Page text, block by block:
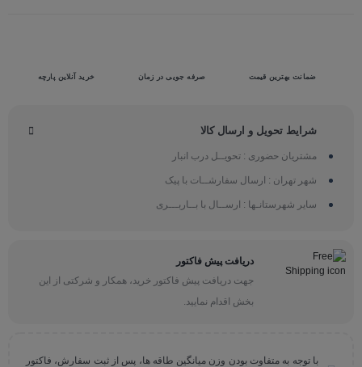
ضمانت بهترین قیمت صرفه جویی در زمان خرید آنلاین پارچه
شرایط تحویل و ارسال کالا
مشتریان حضوری : تحویــل درب انبار
شهر تهران : ارسال سفارشــات با پیک
سایر شهرستانـها : ارســال با بــاربـــری
دریافت پیش فاکتور
جهت دریافت پیش فاکتور خرید، همکار و شرکتی از این
بخش اقدام نمایید.
با توجه به متفاوت بودن وزن میانگین طاقه ها، پس از ثبت سفارش، فاکتور